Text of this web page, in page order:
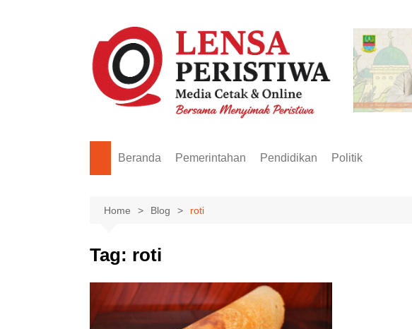
Beranda Pemerintahan Pendidikan Politik
Home Blog roti
Tag: roti